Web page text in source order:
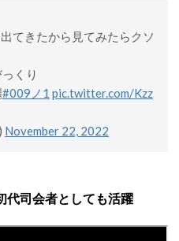
てきたから見てみたらクソ
くり
#009ノ1 pic.twitter.com/Kzz
November 22, 2022
代司会者としても活躍